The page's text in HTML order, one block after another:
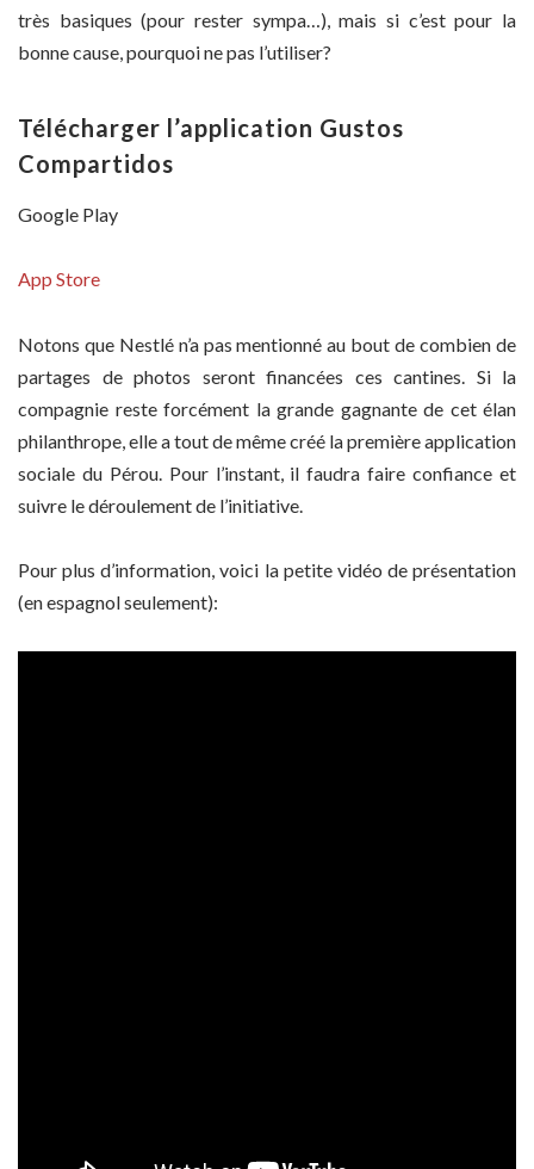
très basiques (pour rester sympa…), mais si c’est pour la
bonne cause, pourquoi ne pas l’utiliser?
Télécharger l’application Gustos
Compartidos
Google Play
App Store
Notons que Nestlé n’a pas mentionné au bout de combien de
partages de photos seront financées ces cantines. Si la
compagnie reste forcément la grande gagnante de cet élan
philanthrope, elle a tout de même créé la première application
sociale du Pérou. Pour l’instant, il faudra faire confiance et
suivre le déroulement de l’initiative.
Pour plus d’information, voici la petite vidéo de présentation
(en espagnol seulement):